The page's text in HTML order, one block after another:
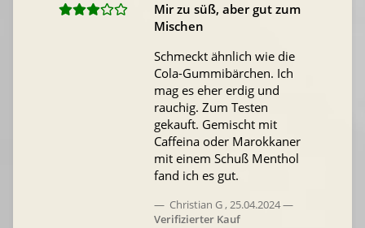
Mir zu süß, aber gut zum
Mischen
Schmeckt ähnlich wie die
Cola-Gummibärchen. Ich
mag es eher erdig und
rauchig. Zum Testen
gekauft. Gemischt mit
Caffeina oder Marokkaner
mit einem Schuß Menthol
fand ich es gut.
Christian G, 25.04.2024
Verifizierter Kauf